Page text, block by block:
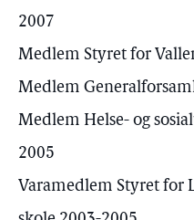
2007
Medlem Styret for
Medlem
Medlem Helse- og
2005
Varamedlem Styret for